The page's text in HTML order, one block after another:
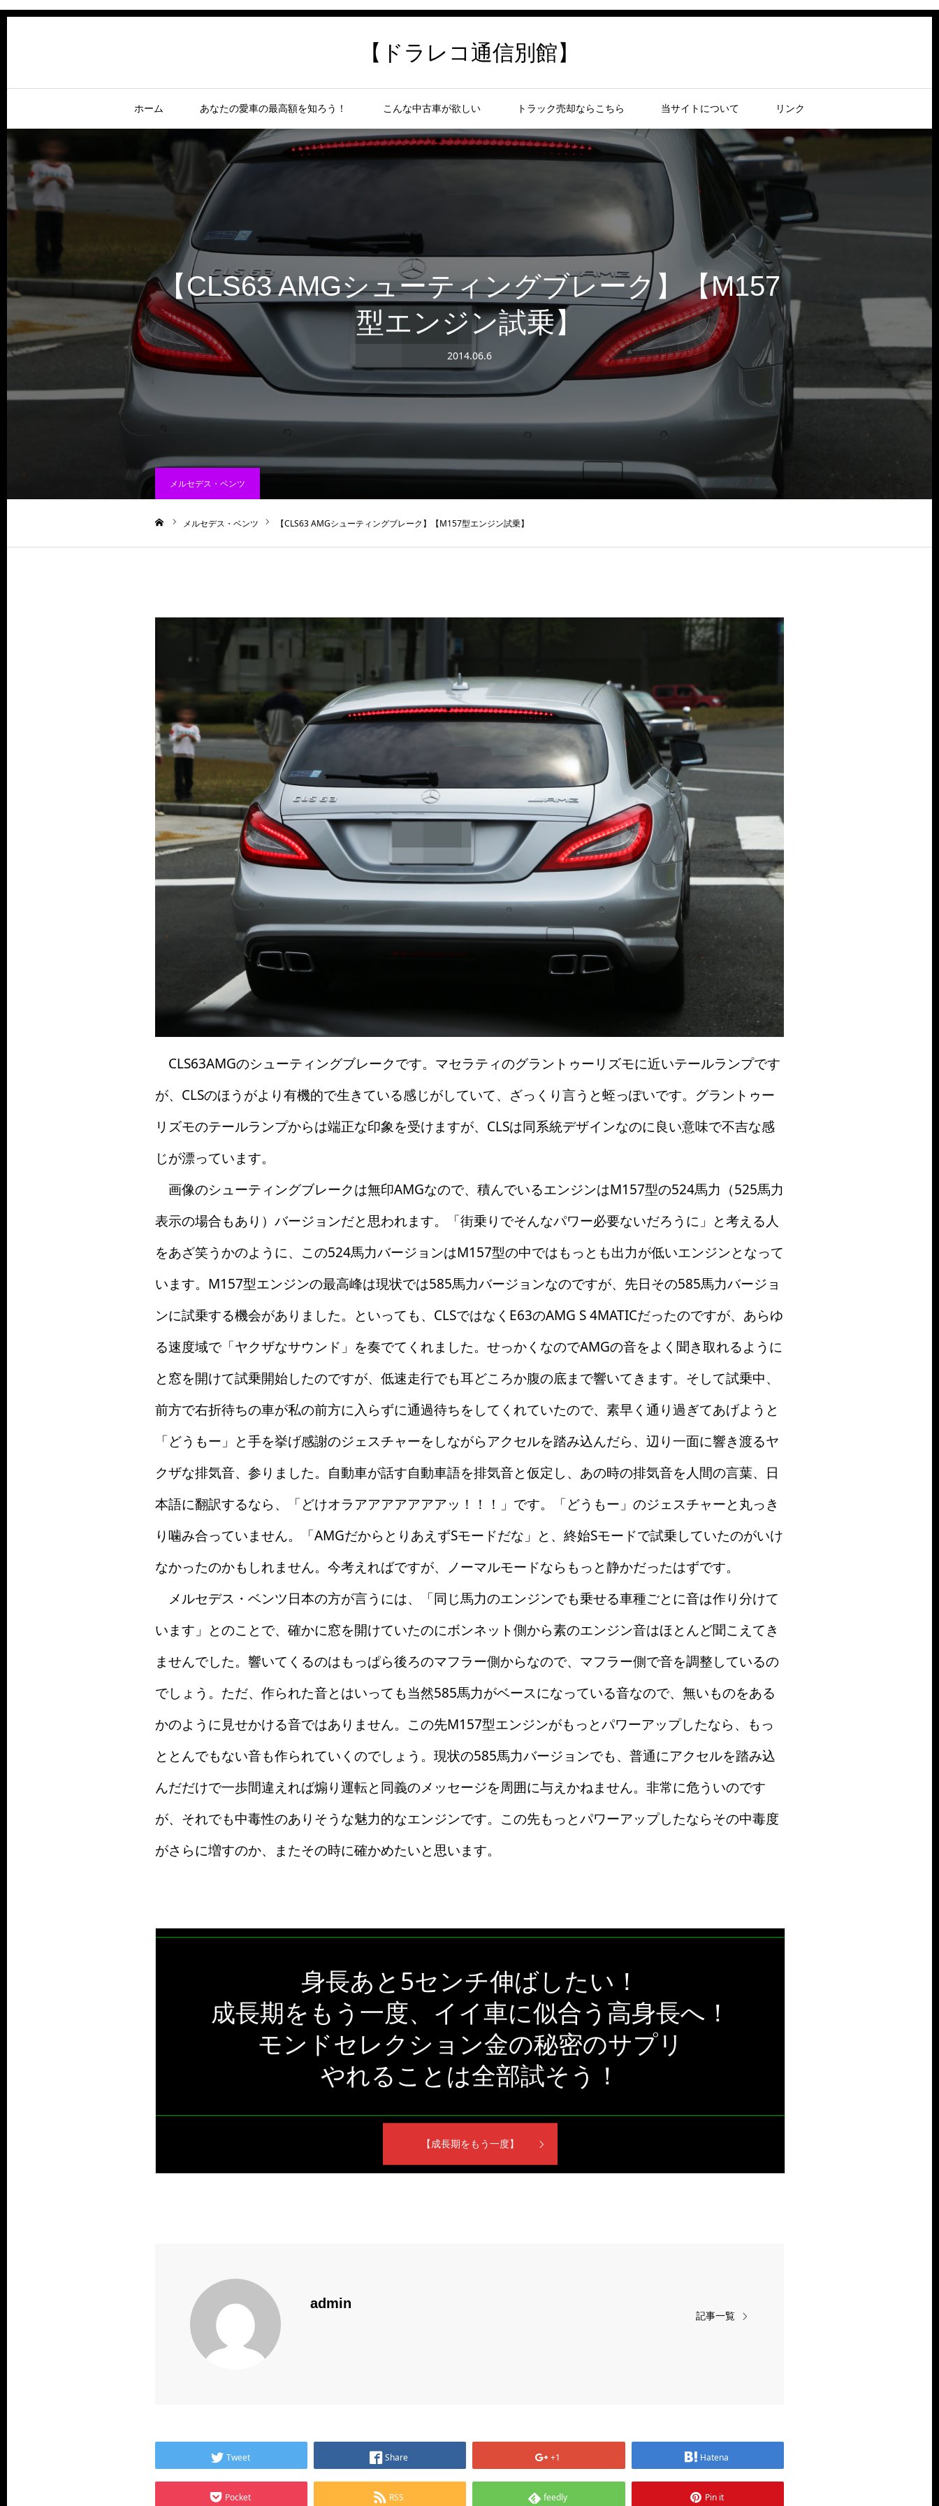
【ドラレコ通信別館】
ホーム あなたの愛車の最高額を知ろう！ こんな中古車が欲しい トラック売却ならこちら 当サイトについて リンク
【CLS63 AMGシューティングブレーク】【M157
型エンジン試乗】
2014.06.6
メルセデス・ベンツ
メルセデス・ベンツ 【CLS63 AMGシューティングブレーク】【M157型エンジン試乗】
CLS63AMGのシューティングブレークです。マセラティのグラントゥーリズモに近いテールランプです
が、CLSのほうがより有機的で生きている感じがしていて、ざっくり言うと蛭っぽいです。グラントゥー
リズモのテールランプからは端正な印象を受けますが、CLSは同系統デザインなのに良い意味で不吉な感
じが漂っています。
画像のシューティングブレークは無印AMGなので、積んでいるエンジンはM157型の524馬力（525馬力
表示の場合もあり）バージョンだと思われます。「街乗りでそんなパワー必要ないだろうに」と考える人
をあざ笑うかのように、この524馬力バージョンはM157型の中ではもっとも出力が低いエンジンとなって
います。M157型エンジンの最高峰は現状では585馬力バージョンなのですが、先日その585馬力バージョ
ンに試乗する機会がありました。といっても、CLSではなくE63のAMG S 4MATICだったのですが、あらゆ
る速度域で「ヤクザなサウンド」を奏でてくれました。せっかくなのでAMGの音をよく聞き取れるように
と窓を開けて試乗開始したのですが、低速走行でも耳どころか腹の底まで響いてきます。そして試乗中、
前方で右折待ちの車が私の前方に入らずに通過待ちをしてくれていたので、素早く通り過ぎてあげようと
「どうもー」と手を挙げ感謝のジェスチャーをしながらアクセルを踏み込んだら、辺り一面に響き渡るヤ
クザな排気音、参りました。自動車が話す自動車語を排気音と仮定し、あの時の排気音を人間の言葉、日
本語に翻訳するなら、「どけオラアアアアアアアッ！！！」です。「どうもー」のジェスチャーと丸っき
り噛み合っていません。「AMGだからとりあえずSモードだな」と、終始Sモードで試乗していたのがいけ
なかったのかもしれません。今考えればですが、ノーマルモードならもっと静かだったはずです。
メルセデス・ベンツ日本の方が言うには、「同じ馬力のエンジンでも乗せる車種ごとに音は作り分けて
います」とのことで、確かに窓を開けていたのにボンネット側から素のエンジン音はほとんど聞こえてき
ませんでした。響いてくるのはもっぱら後ろのマフラー側からなので、マフラー側で音を調整しているの
でしょう。ただ、作られた音とはいっても当然585馬力がベースになっている音なので、無いものをある
かのように見せかける音ではありません。この先M157型エンジンがもっとパワーアップしたなら、もっ
ととんでもない音も作られていくのでしょう。現状の585馬力バージョンでも、普通にアクセルを踏み込
んだだけで一歩間違えれば煽り運転と同義のメッセージを周囲に与えかねません。非常に危ういのです
が、それでも中毒性のありそうな魅力的なエンジンです。この先もっとパワーアップしたならその中毒度
がさらに増すのか、またその時に確かめたいと思います。
身長あと5センチ伸ばしたい！
成長期をもう一度、イイ車に似合う高身長へ！
モンドセレクション金の秘密のサプリ
やれることは全部試そう！
【成長期をもう一度】
admin
記事一覧
Tweet Share +1 Hatena
Pocket RSS feedly Pin it